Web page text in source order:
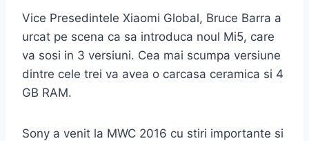
Vice Presedintele Xiaomi Global, Bruce Barra a
urcat pe scena ca sa introduca noul Mi5, care
va sosi in 3 versiuni. Cea mai scumpa versiune
dintre cele trei va avea o carcasa ceramica si 4
GB RAM.
Sony a venit la MWC 2016 cu stiri importante si